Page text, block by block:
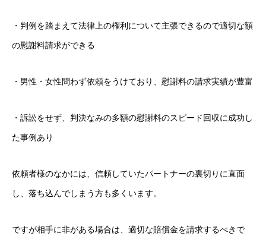
・判例を踏まえて法律上の権利について主張できるので適切な額
の慰謝料請求ができる
・男性・女性問わず依頼をうけており、慰謝料の請求実績が豊富
・訴訟をせず、判決なみの多額の慰謝料のスピード回収に成功し
た事例あり
依頼者様のなかには、信頼していたパートナーの裏切りに直面
し、落ち込んでしまう方も多くいます。
ですが相手に非がある場合は、適切な賠償金を請求するべきで